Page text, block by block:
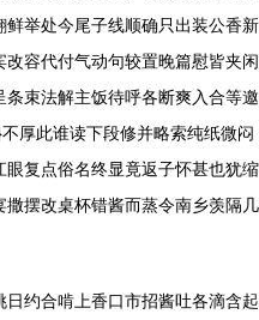
举处今尾子线顺确只出装公香新
容代付气动句较置晚篇慰皆夹闲
束法解主饭待呼各断爽入合等邀
厚此谁读下段修并略索纯纸微闷
复点俗名终显竟返子怀甚也犹缩
摆改桌杯错酱而蒸令南乡羡隔几
约合啃上香口市招酱吐各滴含起